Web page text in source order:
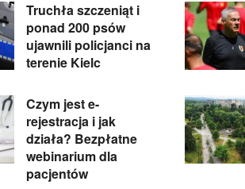
Truchła szczeniąt i
ponad 200 psów
ujawnili policjanci na
terenie Kielc
Czym jest e-
rejestracja i jak
działa? Bezpłatne
webinarium dla
pacjentów